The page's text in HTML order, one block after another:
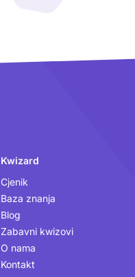
Kwizard
Cjenik
Baza znanja
Blog
Zabavni kwizovi
O nama
Kontakt